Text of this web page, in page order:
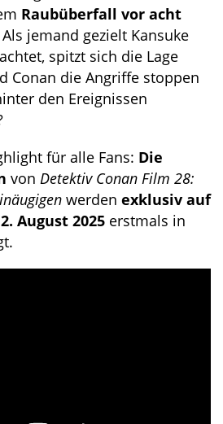
Raubüberfall vor acht
jemand gezielt Kansuke
spitzt sich die Lage
Conan die Angriffe stoppen
den Ereignissen
für alle Fans: Die
von Detektiv Conan Film 28:
werden exklusiv auf
August 2025 erstmals in